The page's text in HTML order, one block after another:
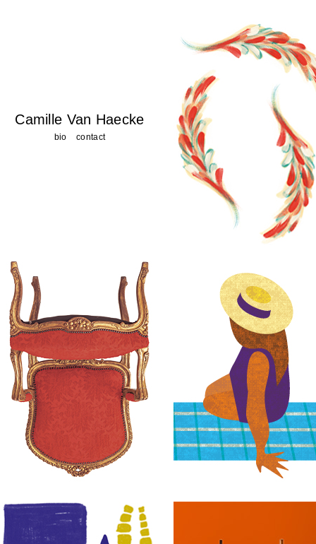
Camille Van Haecke
bio contact